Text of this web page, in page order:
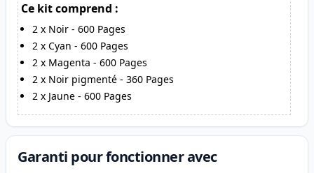
Ce kit comprend :
2 x Noir - 600 Pages
2 x Cyan - 600 Pages
2 x Magenta - 600 Pages
2 x Noir pigmenté - 360 Pages
2 x Jaune - 600 Pages
Garanti pour fonctionner avec